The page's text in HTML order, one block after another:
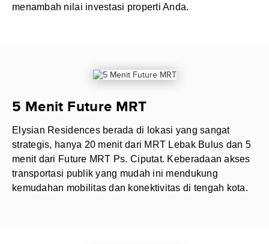
menambah nilai investasi properti Anda.
5 Menit Future MRT
Elysian Residences berada di lokasi yang sangat
strategis, hanya 20 menit dari MRT Lebak Bulus dan 5
menit dari Future MRT Ps. Ciputat. Keberadaan akses
transportasi publik yang mudah ini mendukung
kemudahan mobilitas dan konektivitas di tengah kota.